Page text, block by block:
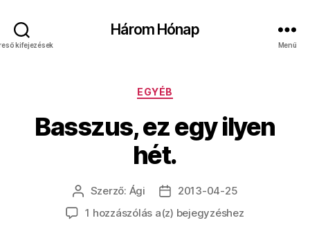
kifejezések
Három Hónap
Menü
Kategóriák
EGYÉB
Basszus, ez egy ilyen
hét.
Bejegyzés
szerzője
Szerző: Ági
Bejegyzés
dátuma
2013-04-25
1 hozzászólás a(z)Basszus,
bejegyzéshez